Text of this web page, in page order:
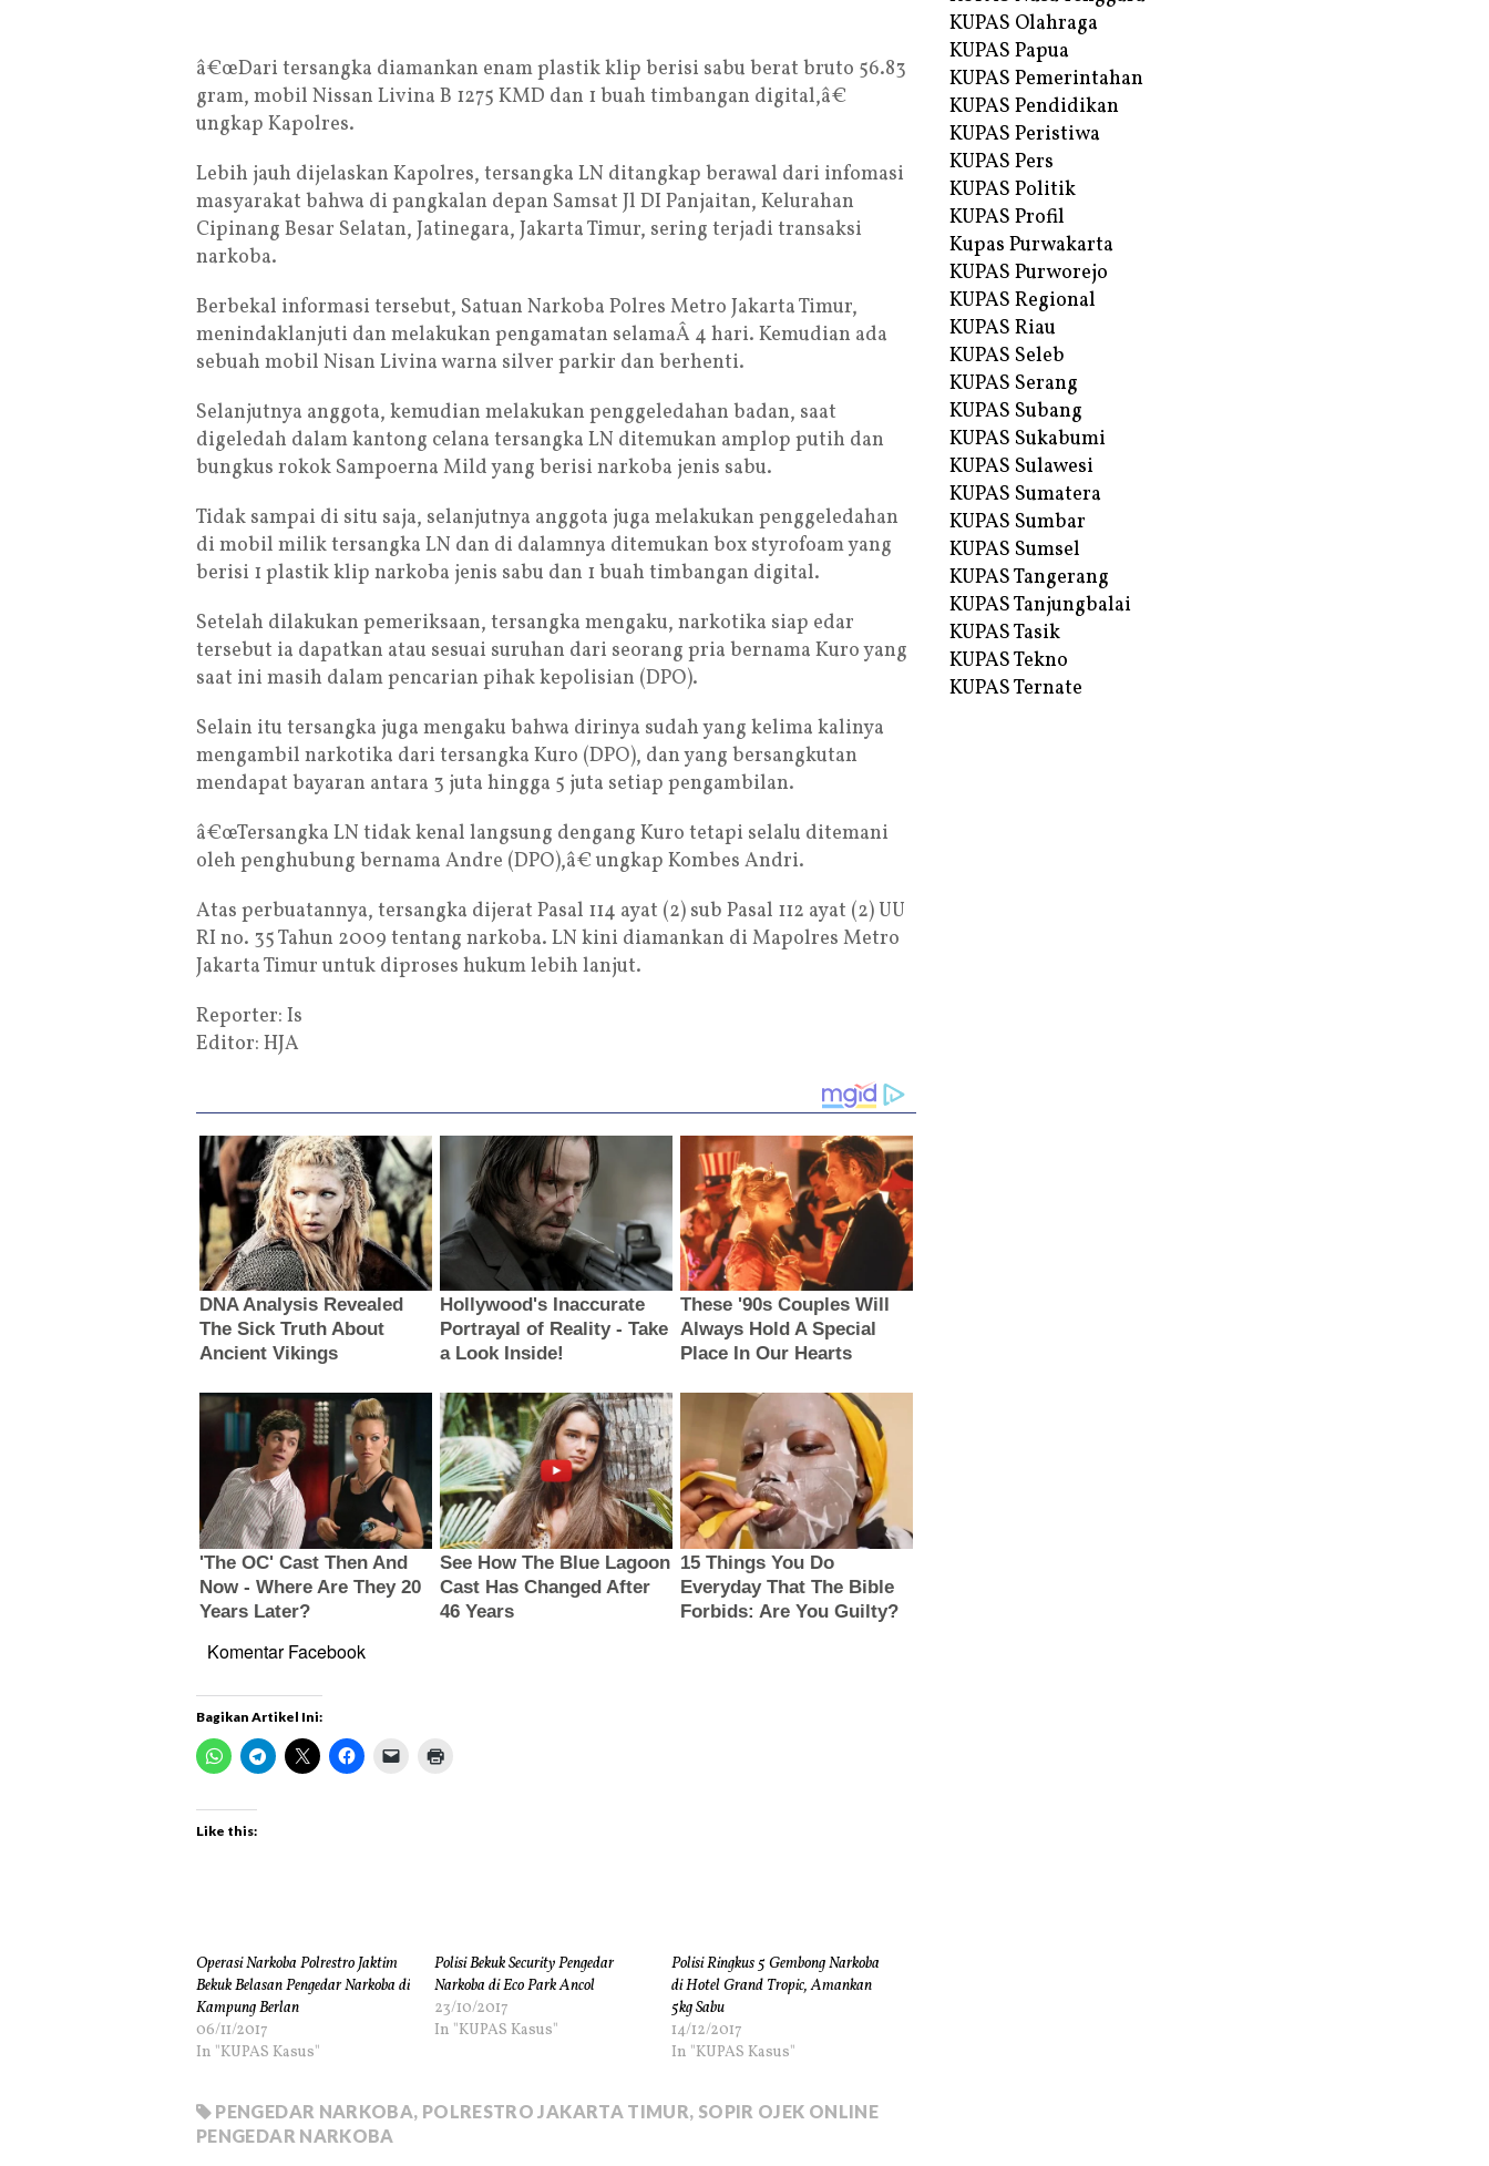
â€œDari tersangka diamankan enam plastik klip berisi sabu berat bruto 56.83
gram, mobil Nissan Livina B 1275 KMD dan 1 buah timbangan digital,â€
ungkap Kapolres.
Lebih jauh dijelaskan Kapolres, tersangka LN ditangkap berawal dari infomasi
masyarakat bahwa di pangkalan depan Samsat Jl DI Panjaitan, Kelurahan
Cipinang Besar Selatan, Jatinegara, Jakarta Timur, sering terjadi transaksi
narkoba.
Berbekal informasi tersebut, Satuan Narkoba Polres Metro Jakarta Timur,
menindaklanjuti dan melakukan pengamatan selamaÂ 4 hari. Kemudian ada
sebuah mobil Nisan Livina warna silver parkir dan berhenti.
Selanjutnya anggota, kemudian melakukan penggeledahan badan, saat
digeledah dalam kantong celana tersangka LN ditemukan amplop putih dan
bungkus rokok Sampoerna Mild yang berisi narkoba jenis sabu.
Tidak sampai di situ saja, selanjutnya anggota juga melakukan penggeledahan
di mobil milik tersangka LN dan di dalamnya ditemukan box styrofoam yang
berisi 1 plastik klip narkoba jenis sabu dan 1 buah timbangan digital.
Setelah dilakukan pemeriksaan, tersangka mengaku, narkotika siap edar
tersebut ia dapatkan atau sesuai suruhan dari seorang pria bernama Kuro yang
saat ini masih dalam pencarian pihak kepolisian (DPO).
Selain itu tersangka juga mengaku bahwa dirinya sudah yang kelima kalinya
mengambil narkotika dari tersangka Kuro (DPO), dan yang bersangkutan
mendapat bayaran antara 3 juta hingga 5 juta setiap pengambilan.
â€œTersangka LN tidak kenal langsung dengang Kuro tetapi selalu ditemani
oleh penghubung bernama Andre (DPO),â€ ungkap Kombes Andri.
Atas perbuatannya, tersangka dijerat Pasal 114 ayat (2) sub Pasal 112 ayat (2) UU
RI no. 35 Tahun 2009 tentang narkoba. LN kini diamankan di Mapolres Metro
Jakarta Timur untuk diproses hukum lebih lanjut.
Reporter: Is
Editor: HJA
Komentar Facebook
Bagikan Artikel Ini:
Like this:
Operasi Narkoba Polrestro Jaktim
Bekuk Belasan Pengedar Narkoba di
Kampung Berlan
06/11/2017
In "KUPAS Kasus"
Polisi Bekuk Security Pengedar
Narkoba di Eco Park Ancol
23/10/2017
In "KUPAS Kasus"
Polisi Ringkus 5 Gembong Narkoba
di Hotel Grand Tropic, Amankan
5kg Sabu
14/12/2017
In "KUPAS Kasus"
PENGEDAR NARKOBA, POLRESTRO JAKARTA TIMUR, SOPIR OJEK ONLINE
PENGEDAR NARKOBA
KUPAS Olahraga
KUPAS Papua
KUPAS Pemerintahan
KUPAS Pendidikan
KUPAS Peristiwa
KUPAS Pers
KUPAS Politik
KUPAS Profil
Kupas Purwakarta
KUPAS Purworejo
KUPAS Regional
KUPAS Riau
KUPAS Seleb
KUPAS Serang
KUPAS Subang
KUPAS Sukabumi
KUPAS Sulawesi
KUPAS Sumatera
KUPAS Sumbar
KUPAS Sumsel
KUPAS Tangerang
KUPAS Tanjungbalai
KUPAS Tasik
KUPAS Tekno
KUPAS Ternate